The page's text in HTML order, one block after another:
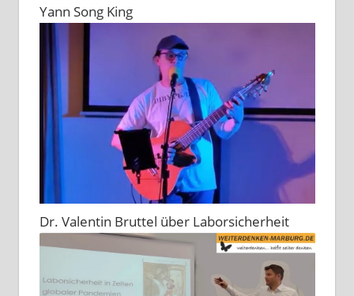
Yann Song King
Dr. Valentin Bruttel über Laborsicherheit